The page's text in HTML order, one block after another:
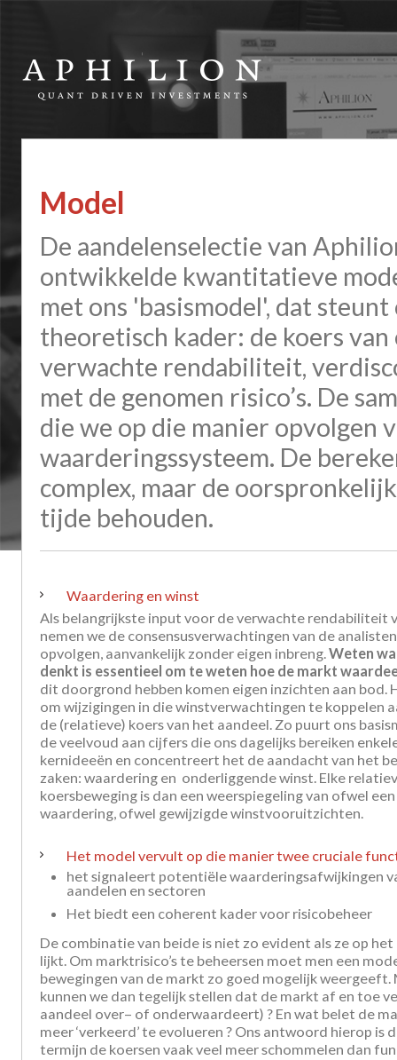
Model
De aandelenselectie van
ontwikkelde kwantitatieve
met ons 'basismodel', dat
theoretisch kader: de koers
verwachte rendabiliteit,
met de genomen risico’s. De
die we op die manier opvolgen
waarderingssysteem. De
complex, maar de
tijde behouden.
Waardering en winst
Als belangrijkste input voor de verwachte rendabiliteit
nemen we de consensusverwachtingen van de
opvolgen, aanvankelijk zonder eigen inbreng.Weten
denkt is essentieel om te weten hoe de markt
dit doorgrond hebben komen eigen inzichten aan bod.
om wijzigingen in die winstverwachtingen te koppelen
de (relatieve) koers van het aandeel. Zo puurt ons
de veelvoud aan cijfers die ons dagelijks bereiken
kernideeën en concentreert het de aandacht van het
zaken: waardering en onderliggende winst. Elke
koersbeweging is dan een weerspiegeling van ofwel
waardering, ofwel gewijzigde winstvooruitzichten.
Het model vervult op die manier twee cruciale
het signaleert potentiële waarderingsafwijkingen
aandelen en sectoren
Het biedt een coherent kader voor risicobeheer
De combinatie van beide is niet zo evident als ze op
lijkt. Om marktrisico’s te beheersen moet men een
bewegingen van de markt zo goed mogelijk weergeeft.
kunnen we dan tegelijk stellen dat de markt af en toe
aandeel over– of onderwaardeert) ? En wat belet de
meer ‘verkeerd’ te evolueren ? Ons antwoord hierop is
termijn de koersen vaak veel meer schommelen dan